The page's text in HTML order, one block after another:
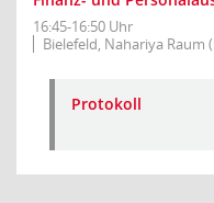
16:45-16:50 Uhr
Bielefeld, Nahariya Raum
Protokoll